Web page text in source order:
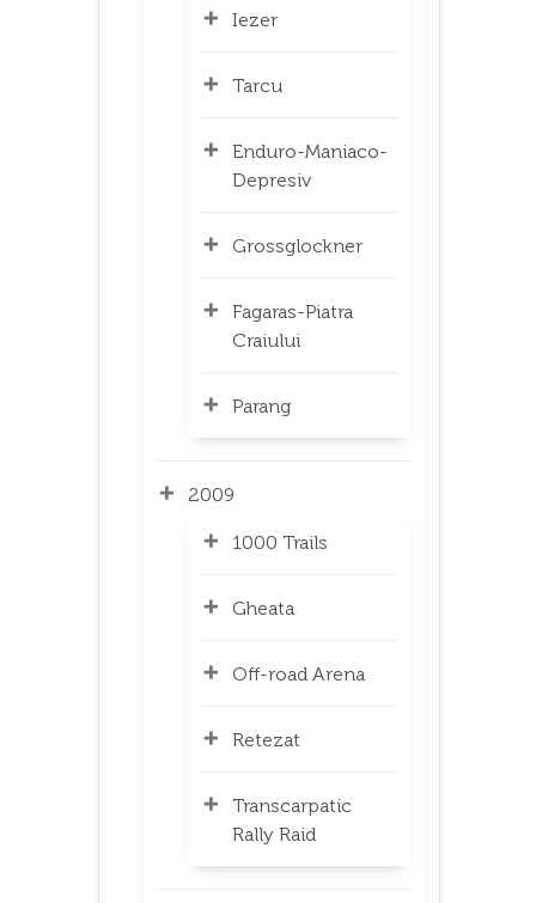
Iezer
Tarcu
Enduro-Maniaco-
Depresiv
Grossglockner
Fagaras-Piatra
Craiului
Parang
2009
1000 Trails
Gheata
Off-road Arena
Retezat
Transcarpatic
Rally Raid